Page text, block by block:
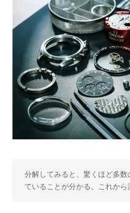
分解してみると、驚くほど多
ていることが分かる。これから